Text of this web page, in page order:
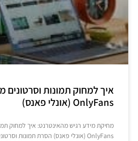
איך למחוק תמונות וסרטונים
OnlyFans (אונלי פאנס)
מחיקת מידע רגיש מהאינטרנט: איך למחוק